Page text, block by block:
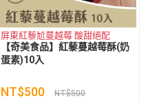
屏東紅藜尬蔓越莓 酸甜絕配
【奇美食品】紅藜蔓越莓酥(奶
蛋素)10入
NT$500 NT$500